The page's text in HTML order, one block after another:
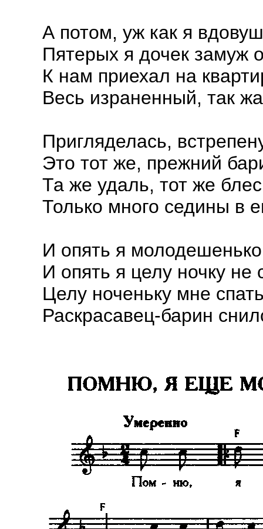
А потом, уж как я
Пятерых я дочек замуж
К нам приехал на
Весь израненный, так
Пригляделась,
Это тот же, прежний
Та же удаль, тот же
Только много седины в
И опять я
И опять я целу ночку не
Целу ноченьку мне
Раскрасавец-барин